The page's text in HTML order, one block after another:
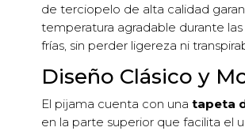
de terciopelo de alta calidad
temperatura agradable durante
frías, sin perder ligereza ni
Diseño Clásico y
El pijama cuenta con unatapeta
en la parte superior que facilita el